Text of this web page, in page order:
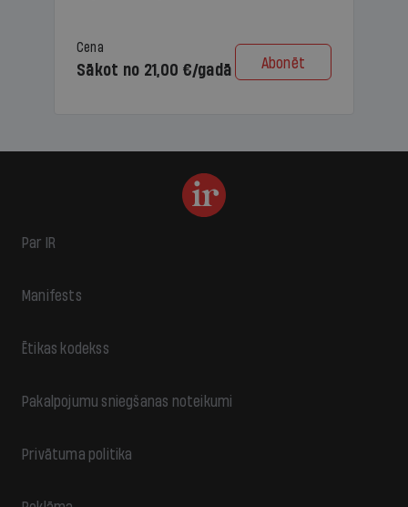
Cena
Sākot no 21,00 €/gadā Abonēt
Par IR
Manifests
Ētikas kodekss
Pakalpojumu sniegšanas noteikumi
Privātuma politika